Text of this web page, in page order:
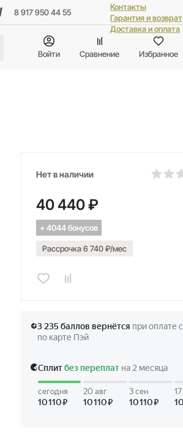
8 917 950 44 55
Контакты
Гарантия и возврат
Доставка и оплата
Войти Сравнение Избранное
Нет в наличии
40 440 ₽
+ 4044 бонусов
Рассрочка 6 740 ₽/мес